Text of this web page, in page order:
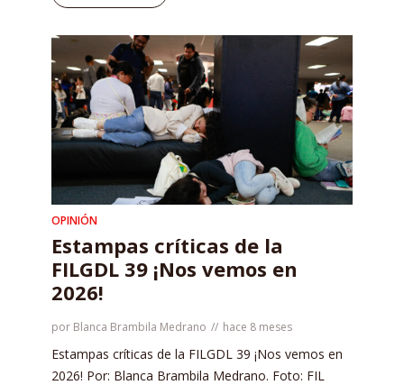
OPINIÓN
Estampas críticas de la
FILGDL 39 ¡Nos vemos en
2026!
por Blanca Brambila Medrano hace 8 meses
Estampas críticas de la FILGDL 39 ¡Nos vemos en
2026! Por: Blanca Brambila Medrano. Foto: FIL